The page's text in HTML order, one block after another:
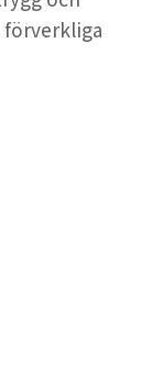
förverkliga